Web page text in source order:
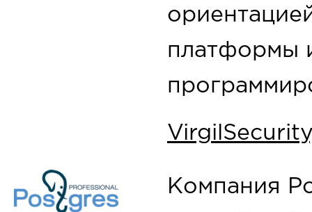
платформы
Компания